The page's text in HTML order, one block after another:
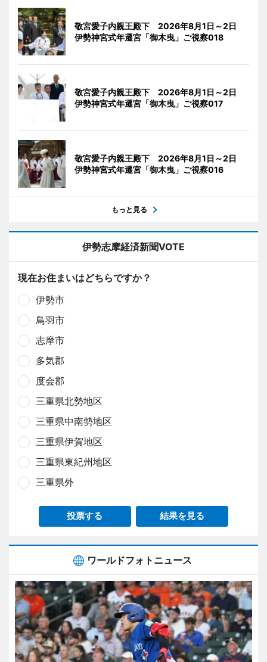
敬宮愛子内親王殿下 2026年8月1日～2日
伊勢神宮式年遷宮「御木曳」ご視察018
敬宮愛子内親王殿下 2026年8月1日～2日
伊勢神宮式年遷宮「御木曳」ご視察017
敬宮愛子内親王殿下 2026年8月1日～2日
伊勢神宮式年遷宮「御木曳」ご視察016
もっと見る
伊勢志摩経済新聞VOTE
現在お住まいはどちらですか？
伊勢市
鳥羽市
志摩市
多気郡
度会郡
三重県北勢地区
三重県中南勢地区
三重県伊賀地区
三重県東紀州地区
三重県外
投票する 結果を見る
ワールドフォトニュース